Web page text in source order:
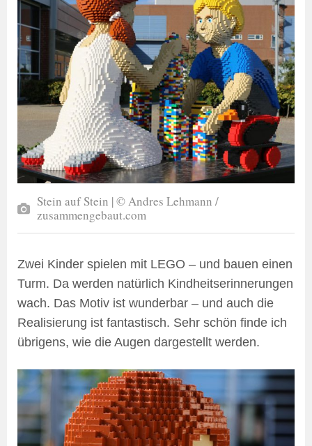
Stein auf Stein | © Andres Lehmann /
zusammengebaut.com
Zwei Kinder spielen mit LEGO – und bauen einen
Turm. Da werden natürlich Kindheitserinnerungen
wach. Das Motiv ist wunderbar – und auch die
Realisierung ist fantastisch. Sehr schön finde ich
übrigens, wie die Augen dargestellt werden.